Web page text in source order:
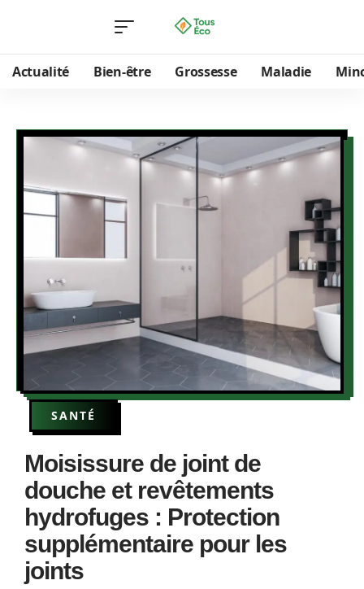
Actualité Bien-être Grossesse Maladie
SANTÉ
Moisissure de joint de
douche et revêtements
hydrofuges : Protection
supplémentaire pour les
joints